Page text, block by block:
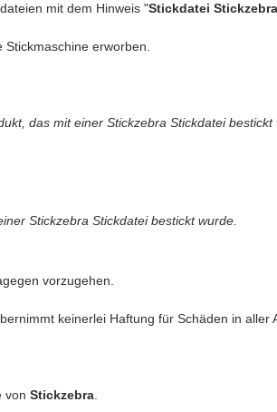
mit dem Hinweis "Stickdatei Stickzebra
Stickmaschine erworben.
das mit einer Stickzebra Stickdatei bestickt
Stickzebra Stickdatei bestickt wurde.
vorzugehen.
keinerlei Haftung für Schäden in aller
von Stickzebra.